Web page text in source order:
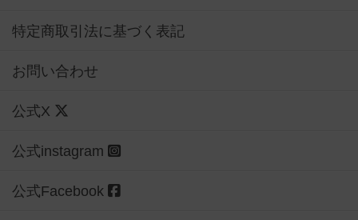
特定商取引法に基づく表記
お問い合わせ
公式X
公式instagram
公式Facebook